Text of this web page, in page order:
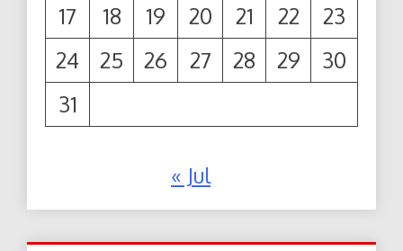
17
18 19 20 21 22
23
24
25 26 27 28 29
30
31
« Jul